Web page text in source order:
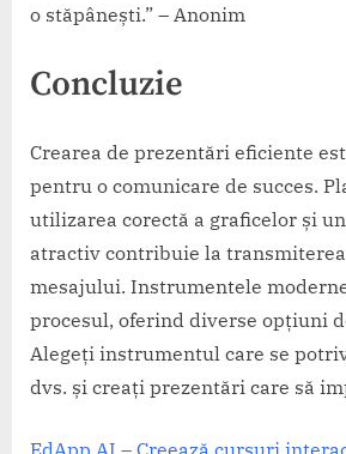
o stăpânești.” – Anonim
Concluzie
Crearea de prezentări eficiente
pentru o comunicare de succes.
utilizarea corectă a graficelor și
atractiv contribuie la
mesajului. Instrumentele
procesul, oferind diverse opțiuni
Alegeți instrumentul care se
dvs. și creați prezentări care să